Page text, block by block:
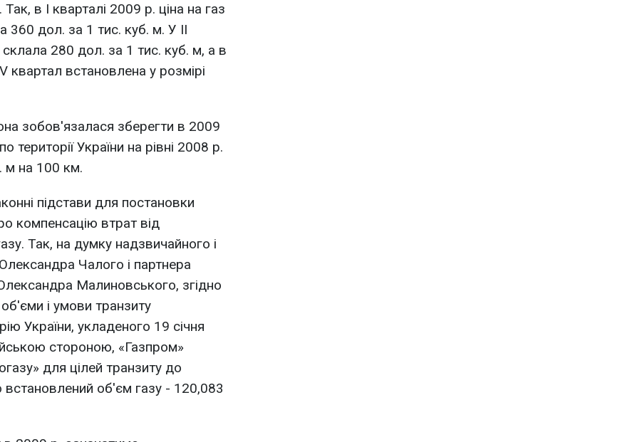
Так, в I кварталі 2009 р. ціна на газ
360 дол. за 1 тис. куб. м. У II
склала 280 дол. за 1 тис. куб. м, а в
квартал встановлена у розмірі
зобов'язалася зберегти в 2009
території України на рівні 2008 р.
м на 100 км.
підстави для постановки
компенсацію втрат від
Так, на думку надзвичайного і
Чалого і партнера
Малиновського, згідно
і умови транзиту
України, укладеного 19 січня
стороною, «Газпром»
для цілей транзиту до
об'єм газу - 120,083